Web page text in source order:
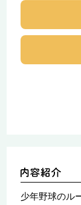
少年野球のル